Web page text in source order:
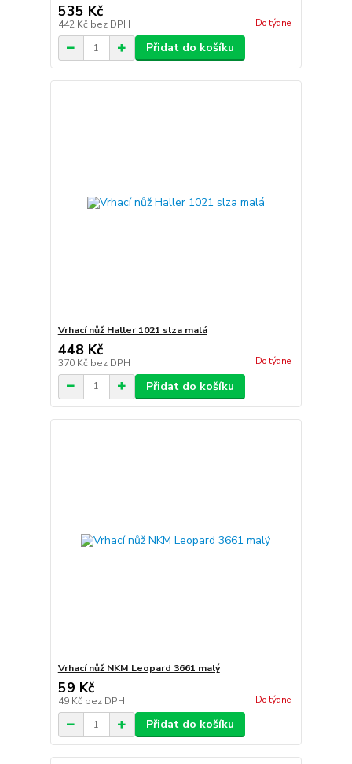
535 Kč
442 Kč bez DPH Do týdne
Přidat do košíku
Vrhací nůž Haller 1021 slza malá
448 Kč
370 Kč bez DPH Do týdne
Přidat do košíku
Vrhací nůž NKM Leopard 3661 malý
59 Kč
49 Kč bez DPH Do týdne
Přidat do košíku